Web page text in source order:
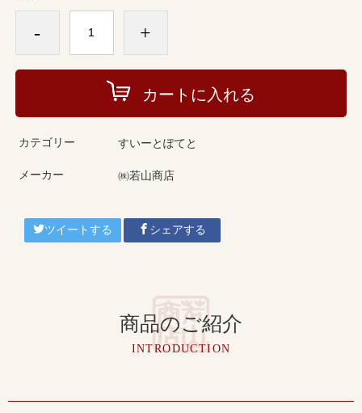
- +
カートに入れる
カテゴリー すいーとぽてと
メーカー ㈱若山商店
ツイートする シェアする
商品のご紹介
INTRODUCTION